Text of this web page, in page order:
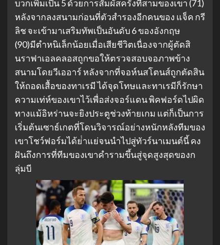
บวกเพิ่มเป็น 5 ด้วยการสัมผัสครั้งที่สามของเขา (71)
หลังจากลงสนามก่อนที่ตัวสํารองอีกคนของ แจ็ค กรี
ลิช จะเข้ามาเสริมทัพเป็นอันดับ 6 ของอังกฤษ
(90)มีตําหนิเล็กน้อยเมื่อเสียชีวิตเนื่องจากผู้ตัดสิ
นราฟาเอลคลอสถูกขอให้ตรวจสอบจอภาพข้าง
สนามโดยวีเออาร์ หลังจากที่จอห์นสโตนส์ถูกตัดสิน
ให้ถอดเสื้อของทาเรมี ได้จุดโทษและทาเรมีก็รักษา
ความเท่ห์ของเขาไว้เพื่อส่งจอร์แดน พิคฟอร์ดไปผิด
ทางแม้อิหร่านจะยิงประตูช่วงท้ายเกม แต่ก็เป็นการ
เริ่มต้นเซาธ์เกตที่โดนวิจารณ์อย่างหนักหลังทีมของ
เขาโชว์ฟอร์มได้ย่ําแย่จนนําไปสู่ทัวร์นาเมนต์นี้ คง
ฝันถึงการที่ทีมของเขาคํารามขึ้นสู่จุดสูงสุดของก
ลุ่มบี